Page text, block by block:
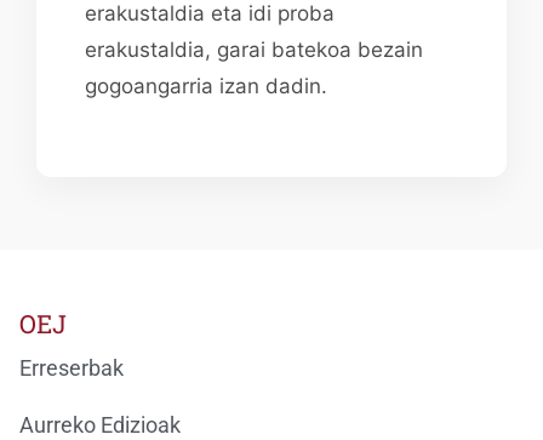
erakustaldia eta idi proba
erakustaldia, garai batekoa bezain
gogoangarria izan dadin.
OEJ
Erreserbak
Aurreko Edizioak